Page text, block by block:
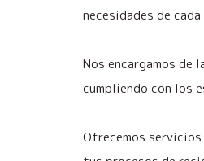
necesidades de
Nos encargamos de
cumpliendo con los
Ofrecemos servicios